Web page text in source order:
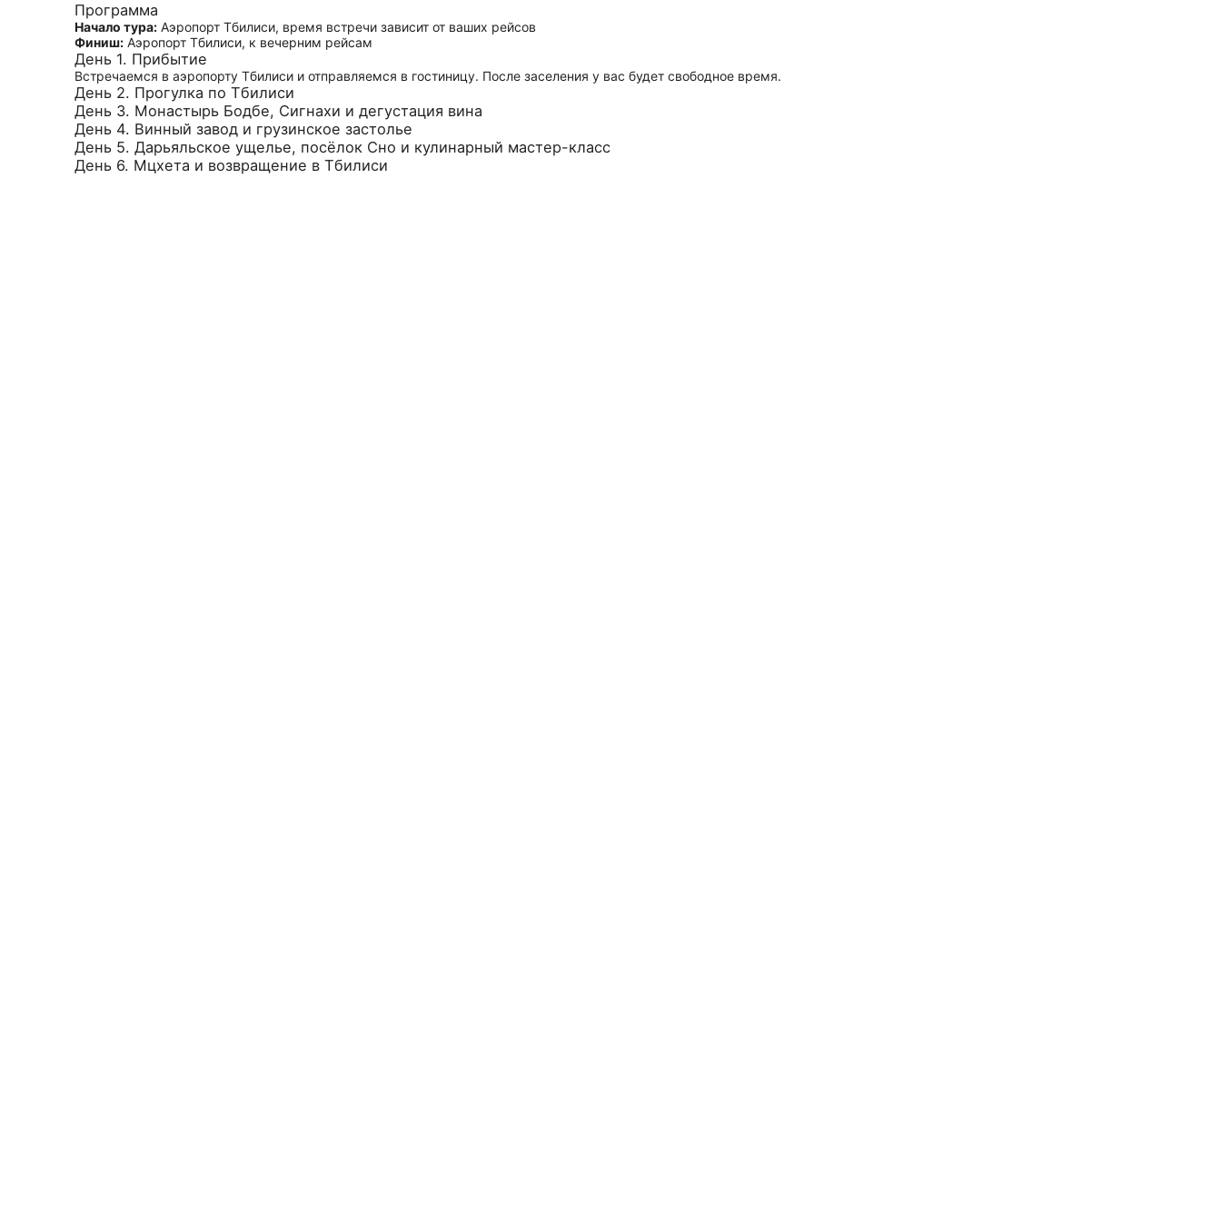
Программа
Начало тура: Аэропорт Тбилиси, время встречи зависит от ваших рейсов
Финиш: Аэропорт Тбилиси, к вечерним рейсам
День 1. Прибытие
Встречаемся в аэропорту Тбилиси и отправляемся в гостиницу. После заселения у вас будет свободное время.
День 2. Прогулка по Тбилиси
День 3. Монастырь Бодбе, Сигнахи и дегустация вина
День 4. Винный завод и грузинское застолье
День 5. Дарьяльское ущелье, посёлок Сно и кулинарный мастер-класс
День 6. Мцхета и возвращение в Тбилиси